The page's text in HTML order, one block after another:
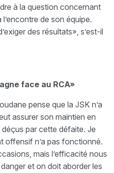
à la question concernant
de son équipe.
des résultats», s’est-il
face au RCA»
pense que la JSK n’a
assurer son maintien en
par cette défaite. Je
offensif n’a pas fonctionné.
mais l’efficacité nous
et on doit aborder les